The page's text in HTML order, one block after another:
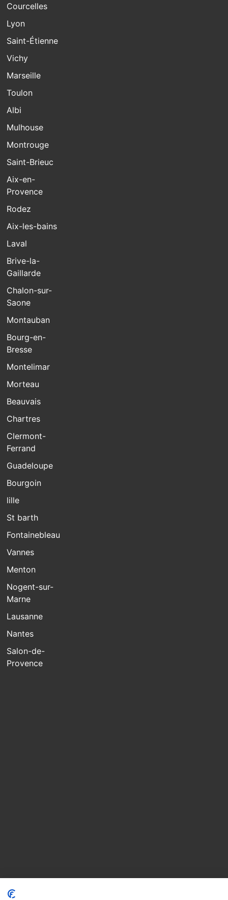
Courcelles
Lyon
Saint-Étienne
Vichy
Marseille
Toulon
Albi
Mulhouse
Montrouge
Saint-Brieuc
Aix-en-
Provence
Rodez
Aix-les-bains
Laval
Brive-la-
Gaillarde
Chalon-sur-
Saone
Montauban
Bourg-en-
Bresse
Montelimar
Morteau
Beauvais
Chartres
Clermont-
Ferrand
Guadeloupe
Bourgoin
lille
St barth
Fontainebleau
Vannes
Menton
Nogent-sur-
Marne
Lausanne
Nantes
Salon-de-
Provence